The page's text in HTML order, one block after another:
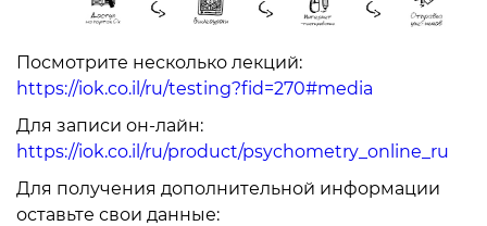
Посмотрите несколько лекций:
https://iok.co.il/ru/testing?fid=270#media
Для записи он-лайн:
https://iok.co.il/ru/product/psychometry_online_ru
Для получения дополнительной информации
оставьте свои данные: